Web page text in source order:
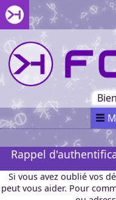
Aller au menu du forum
Aller au contenu du
Aller à la recherche dans
Passer le
menu
Khaganat
au début
du menu
Khaganat
Rappel
Si vous avez oublié vos
peut vous aider. Pour